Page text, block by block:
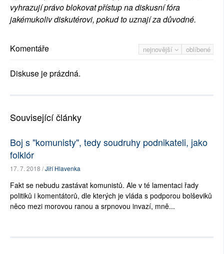
vyhrazují právo blokovat přístup na diskusní fóra
jakémukoliv diskutérovi, pokud to uznají za důvodné.
nejnovější oblíbené
Komentáře
Diskuse je prázdná.
Související články
Boj s "komunisty", tedy soudruhy podnikateli, jako
folklór
17. 7. 2018 /Jiří Hlavenka
Fakt se nebudu zastávat komunistů. Ale v té lamentaci řady
politiků i komentátorů, dle kterých je vláda s podporou bolševiků
něco mezi morovou ranou a srpnovou invazí, mně...